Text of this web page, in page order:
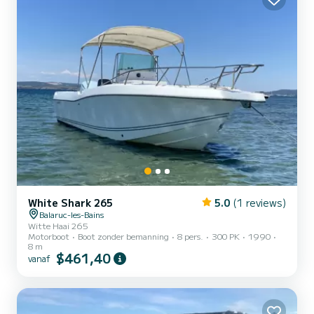
White Shark 265 5.0 (1 reviews)
Balaruc-les-Bains
Witte Haai 265
Motorboot
Boot zonder bemanning 8 pers. 300 PK
1990
8 m
vanaf $461,40